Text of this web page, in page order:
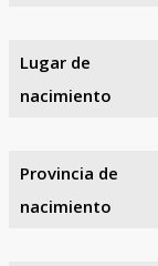
Lugar de
nacimiento
Provincia de
nacimiento